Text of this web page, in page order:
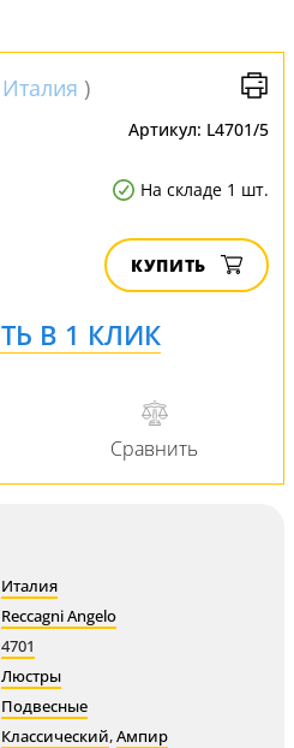
Италия )
Артикул: L4701/5
На складе 1 шт.
КУПИТЬ
Италия
Reccagni Angelo
4701
Люстры
Подвесные
Классический,Ампир